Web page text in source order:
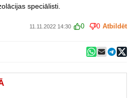
speciālisti.
11.11.2022 14:30 0 0 Atbildēt